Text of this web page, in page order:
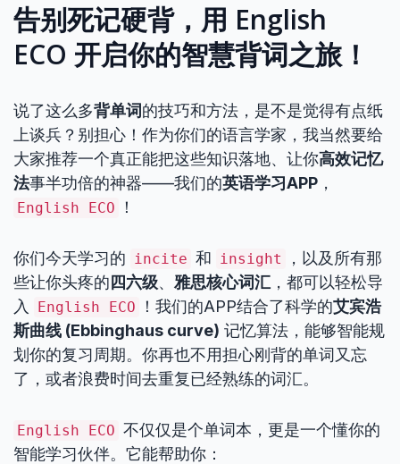
告别死记硬背，用 English
ECO 开启你的智慧背词之旅！
说了这么多背单词的技巧和方法，是不是觉得有点纸
上谈兵？别担心！作为你们的语言学家，我当然要给
大家推荐一个真正能把这些知识落地、让你高效记忆
法事半功倍的神器——我们的英语学习APP ，
English ECO ！
你们今天学习的 incite 和 insight
，以及所有那
些让你头疼的 四六级、 雅思核心词汇 ，都可以轻松导
入
English ECO ！我们的APP结合了科学的艾宾浩
斯曲线 (Ebbinghaus curve) 记忆算法，能够智能规
划你的复习周期。你再也不用担心刚背的单词又忘
了，或者浪费时间去重复已经熟练的词汇。
English ECO 不仅仅是个单词本，更是一个懂你的
智能学习伙伴。它能帮助你：